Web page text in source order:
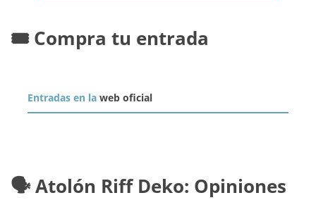
🎟️ Compra tu entrada
Entradas en la web oficial
🗣️ Atolón Riff Deko: Opiniones